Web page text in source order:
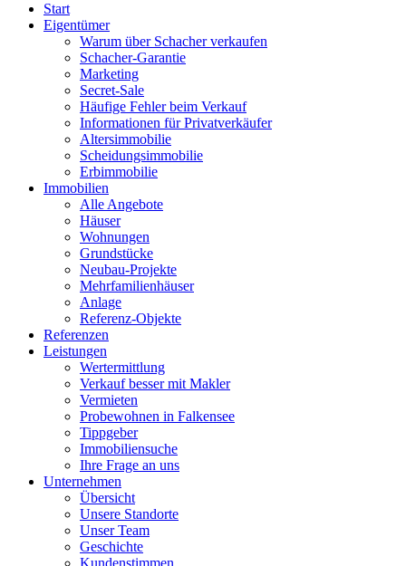
Start
Eigentümer
Warum über Schacher verkaufen
Schacher-Garantie
Marketing
Secret-Sale
Häufige Fehler beim Verkauf
Informationen für Privatverkäufer
Altersimmobilie
Scheidungsimmobilie
Erbimmobilie
Immobilien
Alle Angebote
Häuser
Wohnungen
Grundstücke
Neubau-Projekte
Mehrfamilienhäuser
Anlage
Referenz-Objekte
Referenzen
Leistungen
Wertermittlung
Verkauf besser mit Makler
Vermieten
Probewohnen in Falkensee
Tippgeber
Immobiliensuche
Ihre Frage an uns
Unternehmen
Übersicht
Unsere Standorte
Unser Team
Geschichte
Kundenstimmen